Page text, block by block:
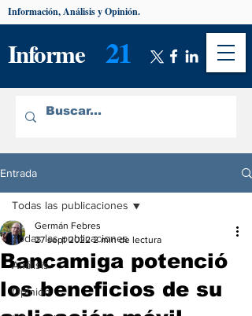
Informe 21
Información, Análisis y Opinión.
Entrada
Todas las publicaciones
Análisis
Opinión
Todas las publicaciones
Bancamiga potenció
los beneficios de su
Germán Febres
27 sept 2022 2 min de lectura